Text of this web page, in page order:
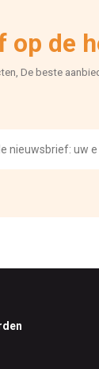
op de
De beste